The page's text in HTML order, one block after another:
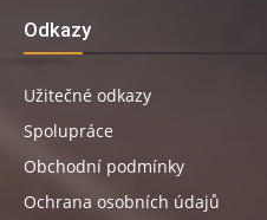
Odkazy
Užitečné odkazy
Spolupráce
Obchodní podmínky
Ochrana osobních údajů